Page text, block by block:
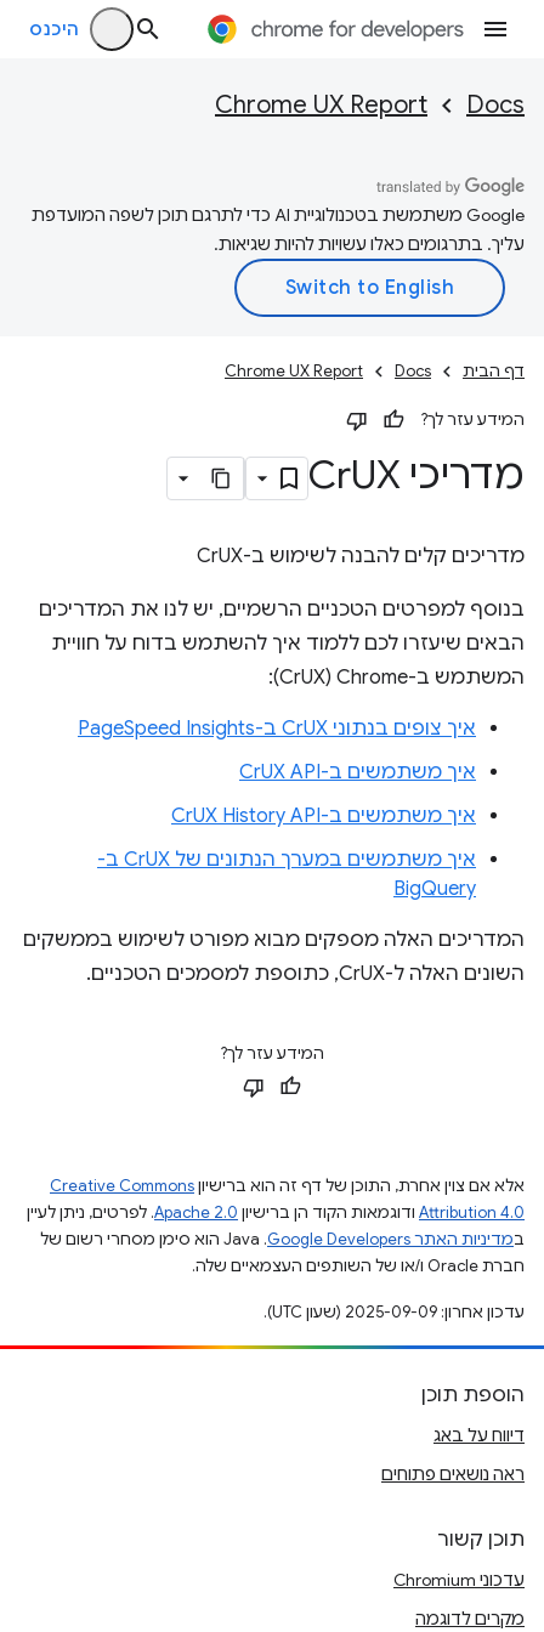
היכנס
Docs
Chrome UX Report
‫Google משתמשת בטכנולוגיית AI כדי לתרגם תוכן לשפה המועדפת
עליך. בתרגומים כאלו עשויות להיות שגיאות.
דף הבית Docs
Chrome UX Report
המידע עזר לך?
מדריכי Cr UX
מדריכים קלים להבנה לשימוש ב-CrUX
בנוסף למפרטים הטכניים הרשמיים, יש לנו את המדריכים
הבאים שיעזרו לכם ללמוד איך להשתמש בדוח על חוויית
המשתמש ב-Chrome ‏(CrUX):
איך צופים בנתוני CrUX ב-PageSpeed Insights
איך משתמשים ב-CrUX API
איך משתמשים ב-CrUX History API
איך משתמשים במערך הנתונים של CrUX ב-
BigQuery
המדריכים האלה מספקים מבוא מפורט לשימוש בממשקים
השונים האלה ל-CrUX, כתוספת למסמכים הטכניים.
המידע עזר לך?
אלא אם צוין אחרת, התוכן של דף זה הוא ברישיוןCreative Commons
Attribution 4.0 ודוגמאות הקוד הן ברישיון Apache 2.0. לפרטים, ניתן לעיין
במדיניות האתר Google Developers‏
.‏ Java הוא סימן מסחרי רשום של
חברת Oracle ו/או של השותפים העצמאיים שלה.
עדכון אחרון: 2025-09-09 (שעון UTC).
הוספת תוכן
דיווח על באג
ראה נושאים פתוחים
תוכן קשור
עדכוני Chromium
מקרים לדוגמה